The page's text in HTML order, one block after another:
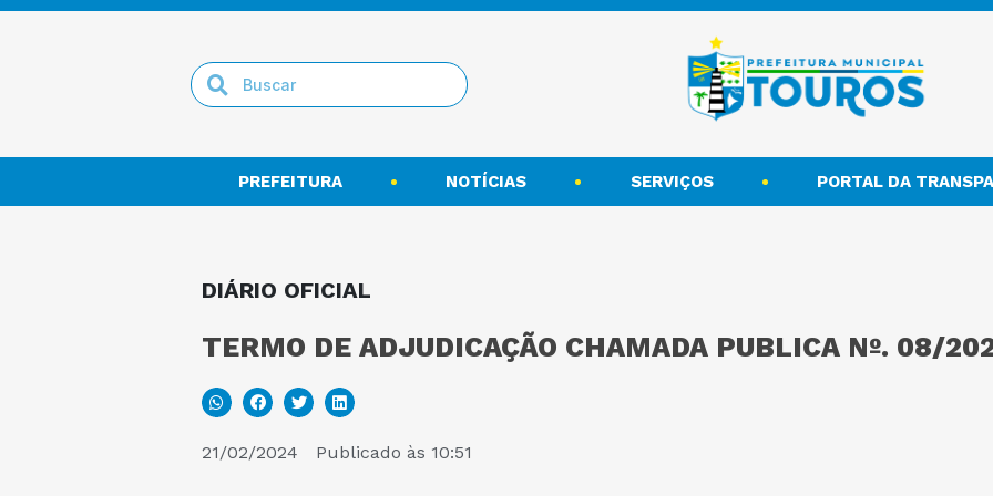
PREFEITURA NOTÍCIAS SERVIÇOS PORTAL DA
DIÁRIO OFICIAL
TERMO DE ADJUDICAÇÃO CHAMADA PUBLICA Nº. 08/
21/02/2024 Publicado às 10:51